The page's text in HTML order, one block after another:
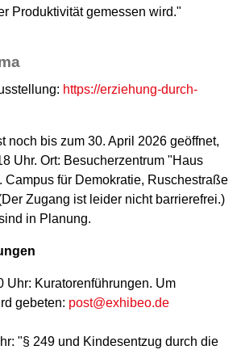
Produktivität gemessen wird."
https://erziehung-durch-
noch bis zum 30. April 2026 geöffnet,
Uhr. Ort: Besucherzentrum "Haus
Campus für Demokratie, Ruschestraße
Zugang ist leider nicht barrierefrei.)
in Planung.
Uhr: Kuratorenführungen. Um
gebeten: post@exhibeo.de
"§ 249 und Kindesentzug durch die